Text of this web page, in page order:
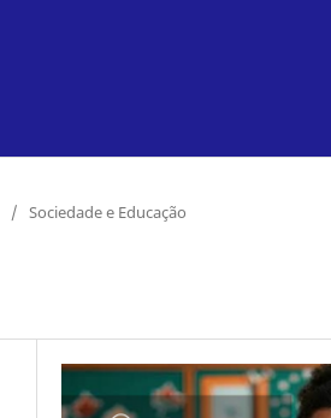
/ Sociedade e Educação